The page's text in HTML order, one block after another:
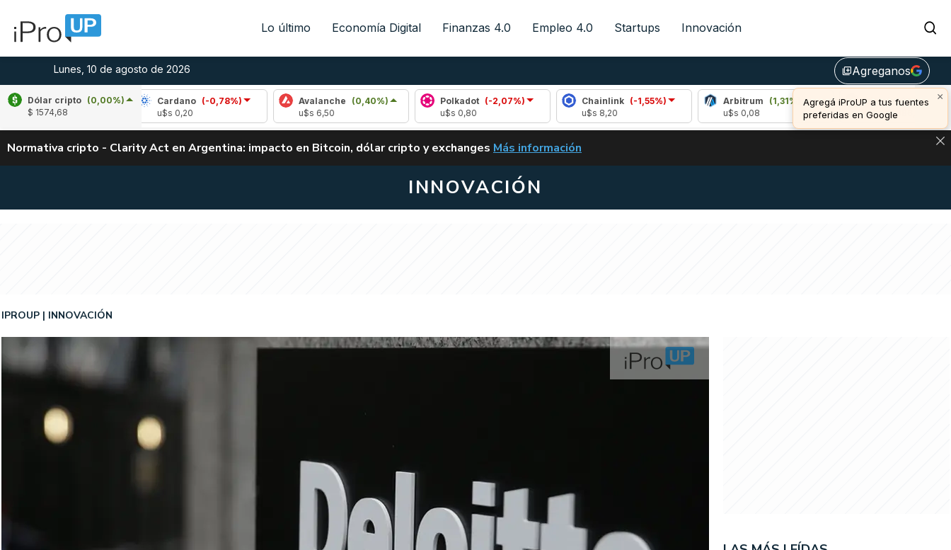
Lo último Economía Digital Finanzas 4.0 Empleo 4.0 Startups Innovación
Lunes, 10 de agosto de 2026 library_addAgreganos
×
Agregá iProUP a tus fuentes
preferidas en Google
Dólar cripto (0,00%)
$ 1574,68
(-0,57%)
Cardano (-0,78%)
u$s 0,20
Avalanche (0,40%)
u$s 6,50
Polkadot (-2,07%)
u$s 0,80
Chainlink (-1,55%)
u$s 8,20
Arbitrum (1,31%)
u$s 0,08
Bitcoin
(0,37%)
u$s 64.986,00
Normativa cripto - Clarity Act en Argentina: impacto en Bitcoin, dólar cripto y exchanges CLARITY ACT EN ARGENTINA: IMPACTO EN BITCOIN, DÓLAR CRIPTO Y EXCHANGES
Más información
INNOVACIÓN
IPROUP INNOVACIÓN